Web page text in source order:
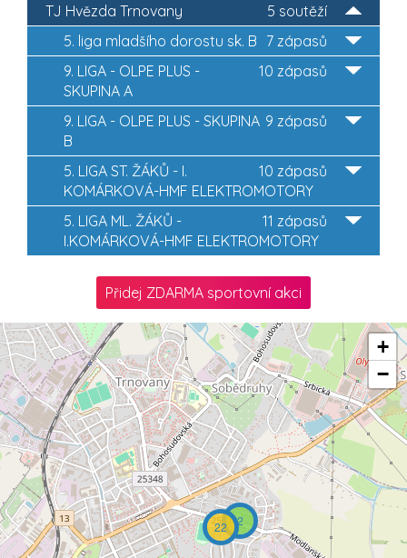
5 soutěží
TJ Hvězda Trnovany
7 zápasů
5. liga mladšího dorostu sk. B
10 zápasů
9. LIGA - OLPE PLUS -
SKUPINA A
9 zápasů
9. LIGA - OLPE PLUS - SKUPINA
B
10 zápasů
5. LIGA ST. ŽÁKŮ - I.
KOMÁRKOVÁ-HMF ELEKTROMOTORY
11 zápasů
5. LIGA ML. ŽÁKŮ -
I.KOMÁRKOVÁ-HMF ELEKTROMOTORY
Přidej ZDARMA sportovní akci
2
22
+
−